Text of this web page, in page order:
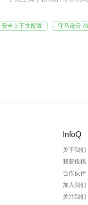
全上下文配置 亚马逊云
InfoQ
关于我们
我要投稿
合作伙伴
加入我们
关注我们